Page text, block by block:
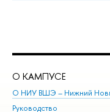
О КАМПУСЕ
О НИУ ВШЭ – Нижний
Руководство